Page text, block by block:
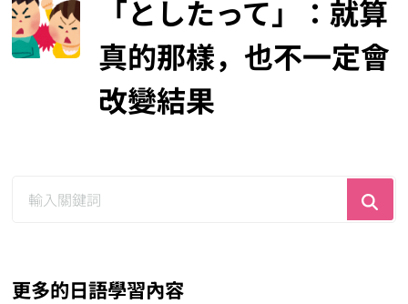
「としたって」：就算
真的那樣，也不一定會
改變結果
更多的日語學習內容